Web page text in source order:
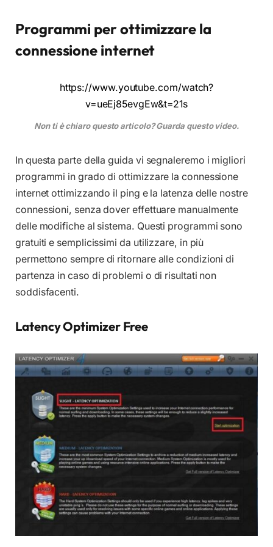
Programmi per ottimizzare la
connessione internet
https://www.youtube.com/watch?
v=ueEj85evgEw&t=21s
Non ti è chiaro questo articolo? Guarda questo video.
In questa parte della guida vi segnaleremo i migliori
programmi in grado di ottimizzare la connessione
internet ottimizzando il ping e la latenza delle nostre
connessioni, senza dover effettuare manualmente
delle modifiche al sistema. Questi programmi sono
gratuiti e semplicissimi da utilizzare, in più
permettono sempre di ritornare alle condizioni di
partenza in caso di problemi o di risultati non
soddisfacenti.
Latency Optimizer Free